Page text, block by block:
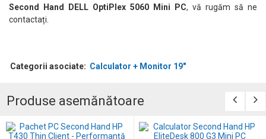
Second Hand DELL OptiPlex 5060 Mini PC, vă rugăm să ne
contactați.
Categorii asociate: Calculator + Monitor 19"
Produse asemănătoare